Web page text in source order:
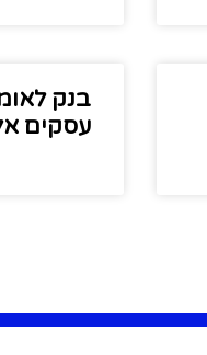
בנק
עסקים